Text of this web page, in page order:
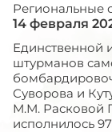
Региональные
14 февраля
Единственной
штурманов
Суворова и
М.М. Расковой
исполнилось 97